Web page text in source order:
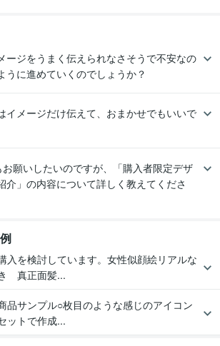
ージをうまく伝えられなさそうで不安なの
うに進めていくのでしょうか？
イメージだけ伝えて、おまかせでもいいで
願いしたいのですが、「購入者限定デザ
介」の内容について詳しく教えてくださ
入を検討しています。女性似顔絵リアルな
真正面髪...
品サンプル○枚目のような感じのアイコン
ットで作成...